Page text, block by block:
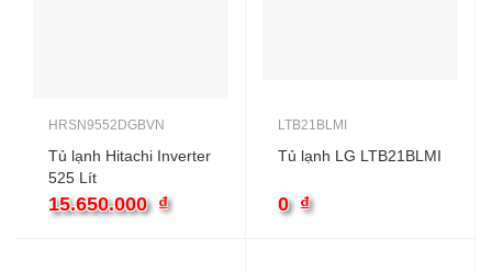
HRSN9552DGBVN
Tủ lạnh Hitachi Inverter
525 Lít
HRSN9552DGBVN
15.650.000 ₫
LTB21BLMI
Tủ lạnh LG LTB21BLMI
0 ₫